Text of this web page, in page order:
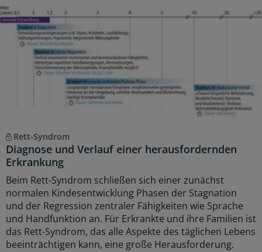
Rett-Syndrom
Diagnose und Verlauf einer herausfordernden
Erkrankung
Beim Rett-Syndrom schließen sich einer zunächst
normalen Kindesentwicklung Phasen der Stagnation
und der Regression zentraler Fähigkeiten wie Sprache
und Handfunktion an. Für Erkrankte und ihre Familien ist
das Rett-Syndrom, das alle Aspekte des täglichen Lebens
beeinträchtigen kann, eine große Herausforderung.